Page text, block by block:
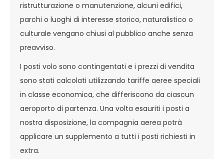
ristrutturazione o manutenzione, alcuni edifici,
parchi o luoghi di interesse storico, naturalistico o
culturale vengano chiusi al pubblico anche senza
preavviso.
I posti volo sono contingentati e i prezzi di vendita
sono stati calcolati utilizzando tariffe aeree speciali
in classe economica, che differiscono da ciascun
aeroporto di partenza. Una volta esauriti i posti a
nostra disposizione, la compagnia aerea potrà
applicare un supplemento a tutti i posti richiesti in
extra.